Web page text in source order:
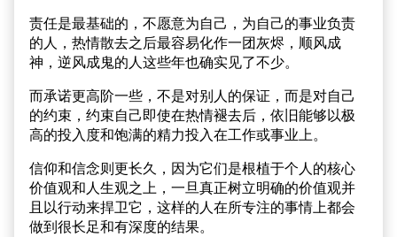
责任是最基础的，不愿意为自己，为自己的事业负责
的人，热情散去之后最容易化作一团灰烬，顺风成
神，逆风成鬼的人这些年也确实见了不少。
而承诺更高阶一些，不是对别人的保证，而是对自己
的约束，约束自己即使在热情褪去后，依旧能够以极
高的投入度和饱满的精力投入在工作或事业上。
信仰和信念则更长久，因为它们是根植于个人的核心
价值观和人生观之上，一旦真正树立明确的价值观并
且以行动来捍卫它，这样的人在所专注的事情上都会
做到很长足和有深度的结果。